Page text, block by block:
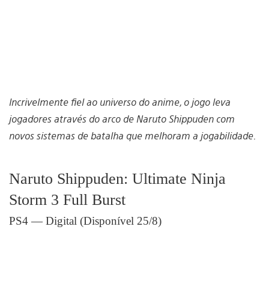
Incrivelmente fiel ao universo do anime, o jogo leva
jogadores através do arco de Naruto Shippuden com
novos sistemas de batalha que melhoram a jogabilidade.
Naruto Shippuden: Ultimate Ninja
Storm 3 Full Burst
PS4 — Digital (Disponível 25/8)